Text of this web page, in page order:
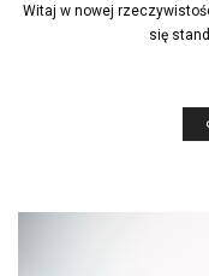
Witaj w nowej
się